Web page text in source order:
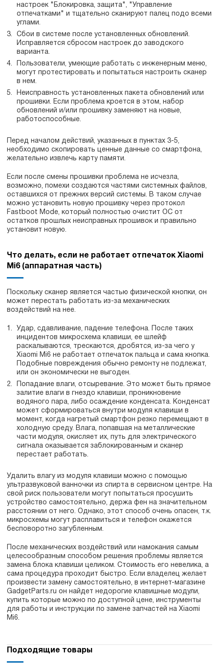
настроек "Блокировка, защита", "Управление
отпечатками" и тщательно сканируют палец подо всеми
углами.
Сбои в системе после установленных обновлений.
Исправляется сбросом настроек до заводского
варианта.
Пользователи, умеющие работать с инженерным меню,
могут протестировать и попытаться настроить сканер
в нем.
Неисправность установленных пакета обновлений или
прошивки. Если проблема кроется в этом, набор
обновлений и/или прошивку заменяют на новые,
работоспособные.
Перед началом действий, указанных в пунктах 3-5,
необходимо скопировать ценные данные со смартфона,
желательно извлечь карту памяти.
Если после смены прошивки проблема не исчезла,
возможно, помехи создаются частями системных файлов,
оставшихся от прежних версий системы. В таком случае
можно установить новую прошивку через протокол
Fastboot Mode, который полностью очистит ОС от
остатков прошлых неисправных прошивок и правильно
установит новую.
Что делать, если не работает отпечаток Xiaomi
Mi6 (аппаратная часть)
Поскольку сканер является частью физической кнопки, он
может перестать работать из-за механических
воздействий на нее.
Удар, сдавливание, падение телефона. После таких
инцидентов микросхема клавиши, ее шлейф
раскалываются, трескаются, дробятся, из-за чего у
Xiaomi Mi6 не работает отпечаток пальца и сама кнопка.
Подобные повреждения обычно ремонту не подлежат,
или он экономически не выгоден.
Попадание влаги, отсыревание. Это может быть прямое
залитие влаги в гнездо клавиши, проникновение
водяного пара, либо осаждение конденсата. Конденсат
может сформироваться внутри модуля клавиши в
момент, когда нагретый смартфон резко перемещают в
холодную среду. Влага, попавшая на металлические
части модуля, окисляет их, путь для электрического
сигнала оказывается заблокированным и сканер
перестает работать.
Удалить влагу из модуля клавиши можно с помощью
ультразвуковой ванночки из спирта в сервисном центре. На
свой риск пользователи могут попытаться просушить
устройство самостоятельно, держа фен на значительном
расстоянии от него. Однако, этот способ очень опасен, т.к.
микросхемы могут расплавиться и телефон окажется
бесповоротно загубленным.
После механических воздействий или намокания самым
целесообразным способом решения проблемы является
замена блока клавиши целиком. Стоимость его невелика, а
сама процедура проходит быстро. Если владелец желает
произвести замену самостоятельно, в интернет-магазине
GadgetParts.ru он найдет недорогие клавишные модули,
купить которые можно по доступной цене, инструменты
для работы и инструкции по замене запчастей на Xiaomi
Mi6.
Подходящие товары